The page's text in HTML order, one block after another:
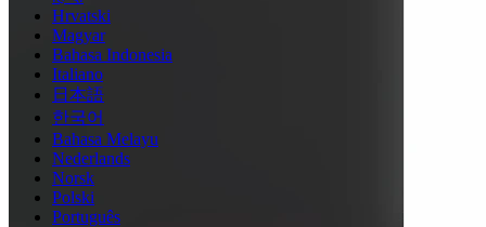
Hrvatski
Magyar
Bahasa Indonesia
Italiano
日本語
한국어
Bahasa Melayu
Nederlands
Norsk
Polski
Português